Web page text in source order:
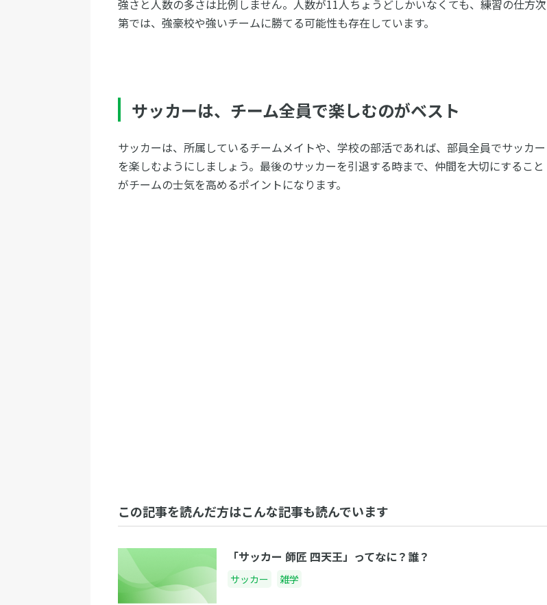
強さと人数の多さは比例しません。人数が11人ちょうどしかいなくても、練習の仕方次
第では、強豪校や強いチームに勝てる可能性も存在しています。
サッカーは、チーム全員で楽しむのがベスト
サッカーは、所属しているチームメイトや、学校の部活であれば、部員全員でサッカー
を楽しむようにしましょう。最後のサッカーを引退する時まで、仲間を大切にすること
がチームの士気を高めるポイントになります。
この記事を読んだ方はこんな記事も読んでいます
「サッカー 師匠 四天王」ってなに？誰？
サッカー 雑学